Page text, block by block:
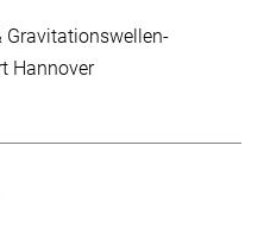
Gravitationswellen-
Hannover